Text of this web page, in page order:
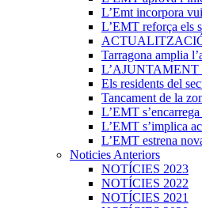
L’Emt incorpora
L’EMT reforça els
Tarragona amplia
Els residents del
Tancament de la
L’EMT
L’EMT s’implica
L’EMT estrena
Noticies Anteriors
NOTÍCIES 2023
NOTÍCIES 2022
NOTÍCIES 2021